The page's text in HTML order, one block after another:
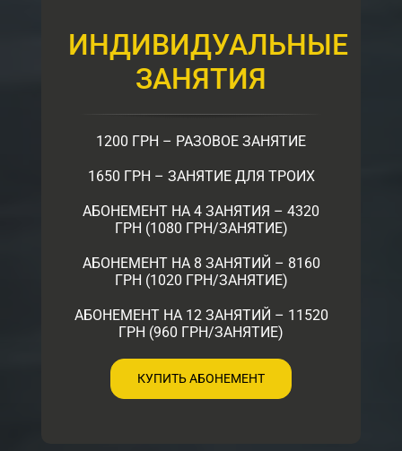
ИНДИВИДУАЛЬНЫЕ
ЗАНЯТИЯ
1200 ГРН – РАЗОВОЕ ЗАНЯТИЕ
1650 ГРН – ЗАНЯТИЕ ДЛЯ ТРОИХ
АБОНЕМЕНТ НА 4 ЗАНЯТИЯ – 4320
ГРН (1080 ГРН/ЗАНЯТИЕ)
АБОНЕМЕНТ НА 8 ЗАНЯТИЙ – 8160
ГРН (1020 ГРН/ЗАНЯТИЕ)
АБОНЕМЕНТ НА 12 ЗАНЯТИЙ – 11520
ГРН (960 ГРН/ЗАНЯТИЕ)
КУПИТЬ АБОНЕМЕНТ